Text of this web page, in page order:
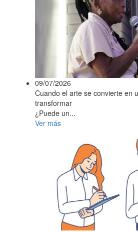
09/07/2026
Cuando el arte se convierte en
transformar
¿Puede un...
Ver más